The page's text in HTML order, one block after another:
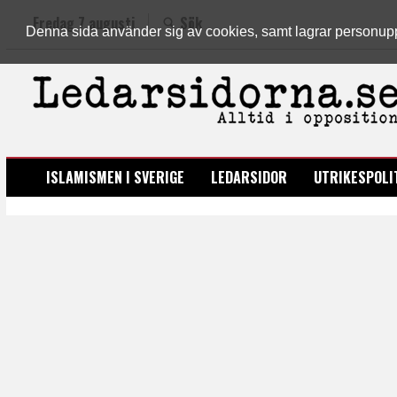
Denna sida använder sig av cookies, samt lagrar
Fredag 7 augusti Sök
LEDARSIDORNA.SE
ISLAMISMEN I SVERIGE LEDARSIDOR